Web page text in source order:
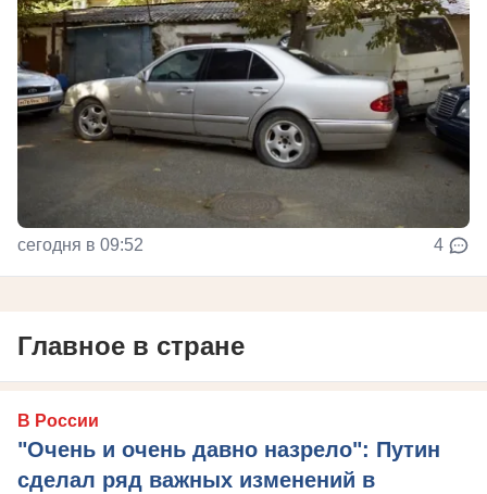
сегодня в 09:52 4
Главное в стране
В России
"Очень и очень давно назрело": Путин
сделал ряд важных изменений в